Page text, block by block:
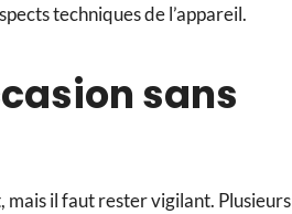
techniques de l’appareil.
sans
mais il faut rester vigilant. Plusieurs